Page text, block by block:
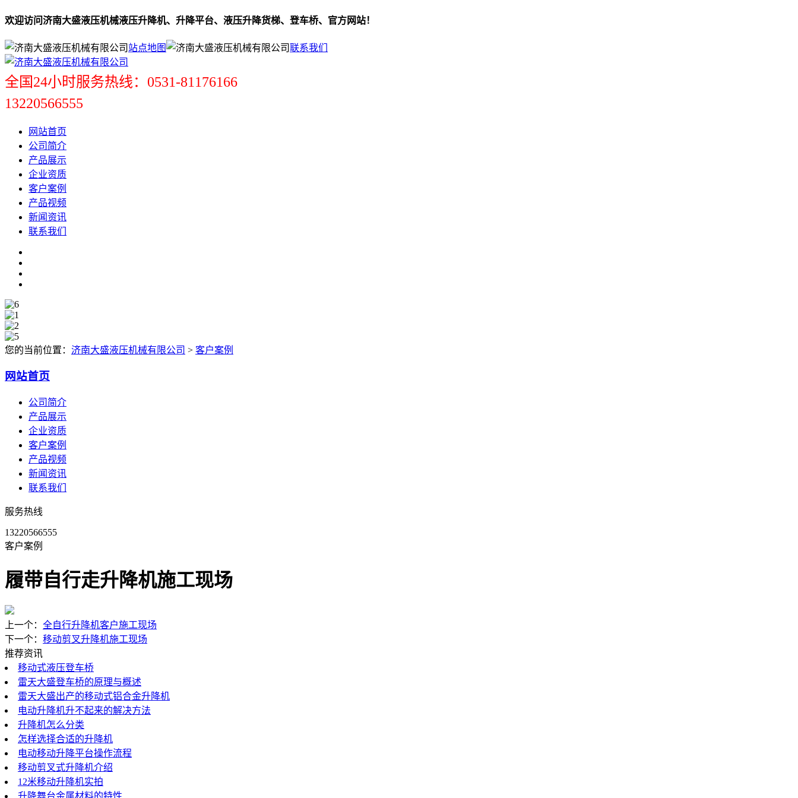
欢迎访问济南大盛液压机械液压升降机、升降平台、液压升降货梯、登车桥、官方网站！
站点地图 联系我们
全国24小时服务热线：0531-81176166
13220566555
网站首页
公司简介
产品展示
企业资质
客户案例
产品视频
新闻资讯
联系我们
您的当前位置： 济南大盛液压机械有限公司 > 客户案例
网站首页
公司简介
产品展示
企业资质
客户案例
产品视频
新闻资讯
联系我们
服务热线
13220566555
客户案例
履带自行走升降机施工现场
上一个： 全自行升降机客户施工现场
下一个： 移动剪叉升降机施工现场
推荐资讯
移动式液压登车桥
雷天大盛登车桥的原理与概述
雷天大盛出产的移动式铝合金升降机
电动升降机升不起来的解决方法
升降机怎么分类
怎样选择合适的升降机
电动移动升降平台操作流程
移动剪叉式升降机介绍
12米移动升降机实拍
升降舞台金属材料的特性